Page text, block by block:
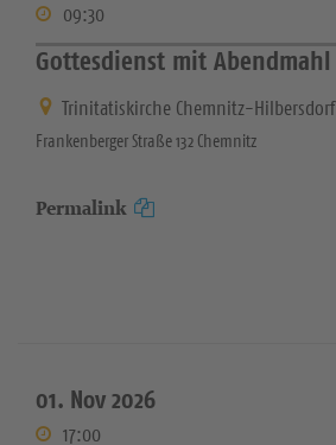
09:30
Gottesdienst mit Abendmahl
Trinitatiskirche Chemnitz-Hilbersdorf
Frankenberger Straße 132 Chemnitz
Permalink
01. Nov 2026
17:00